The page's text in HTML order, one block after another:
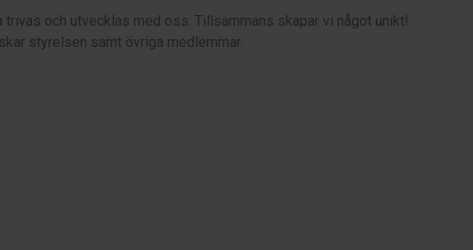
trivas och utvecklas med oss. Tillsammans skapar vi något unikt!
styrelsen samt övriga medlemmar.